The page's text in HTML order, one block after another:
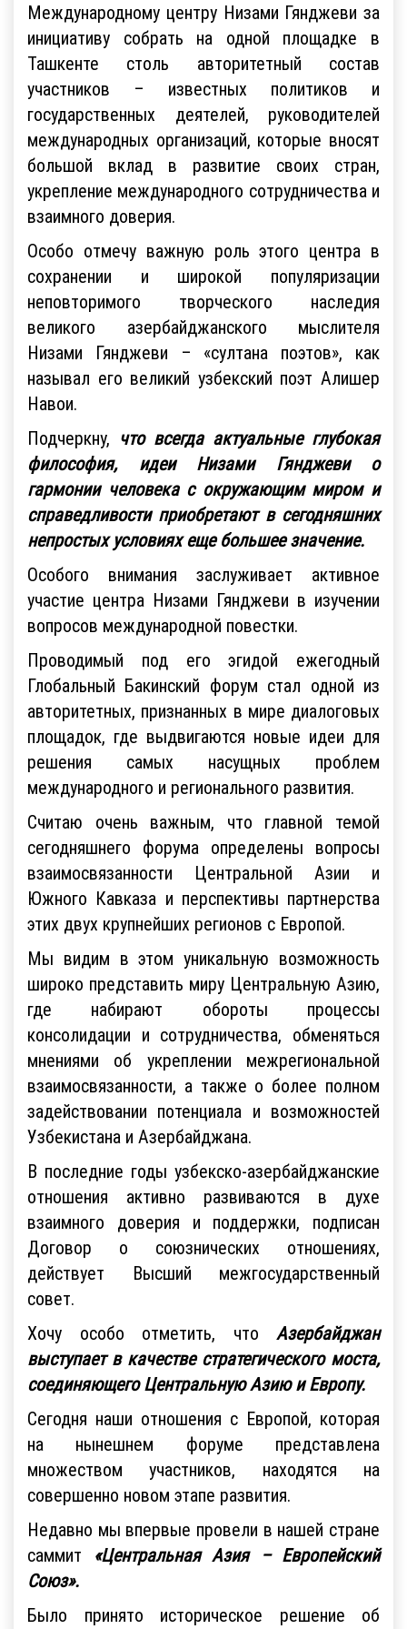
Международному центру Низами Гянджеви за
инициативу собрать на одной площадке в
Ташкенте столь авторитетный состав
участников – известных политиков и
государственных деятелей, руководителей
международных организаций, которые вносят
большой вклад в развитие своих стран,
укрепление международного сотрудничества и
взаимного доверия.
Особо отмечу важную роль этого центра в
сохранении и широкой популяризации
неповторимого творческого наследия
великого азербайджанского мыслителя
Низами Гянджеви – «султана поэтов», как
называл его великий узбекский поэт Алишер
Навои.
Подчеркну, что всегда актуальные глубокая
философия, идеи Низами Гянджеви о
гармонии человека с окружающим миром и
справедливости приобретают в сегодняшних
непростых условиях еще большее значение.
Особого внимания заслуживает активное
участие центра Низами Гянджеви в изучении
вопросов международной повестки.
Проводимый под его эгидой ежегодный
Глобальный Бакинский форум стал одной из
авторитетных, признанных в мире диалоговых
площадок, где выдвигаются новые идеи для
решения самых насущных проблем
международного и регионального развития.
Считаю очень важным, что главной темой
сегодняшнего форума определены вопросы
взаимосвязанности Центральной Азии и
Южного Кавказа и перспективы партнерства
этих двух крупнейших регионов с Европой.
Мы видим в этом уникальную возможность
широко представить миру Центральную Азию,
где набирают обороты процессы
консолидации и сотрудничества, обменяться
мнениями об укреплении межрегиональной
взаимосвязанности, а также о более полном
задействовании потенциала и возможностей
Узбекистана и Азербайджана.
В последние годы узбекско-азербайджанские
отношения активно развиваются в духе
взаимного доверия и поддержки, подписан
Договор о союзнических отношениях,
действует Высший межгосударственный
совет.
Хочу особо отметить, что Азербайджан
выступает в качестве стратегического моста,
соединяющего Центральную Азию и Европу.
Сегодня наши отношения с Европой, которая
на нынешнем форуме представлена
множеством участников, находятся на
совершенно новом этапе развития.
Недавно мы впервые провели в нашей стране
саммит «Центральная Азия – Европейский
Союз».
Было принято историческое решение об